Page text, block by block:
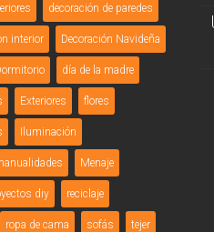
decoración de paredes
interior Decoración Navideña
día de la madre
Exteriores flores
Iluminación
Menaje
diy reciclaje
ropa de cama sofás tejer